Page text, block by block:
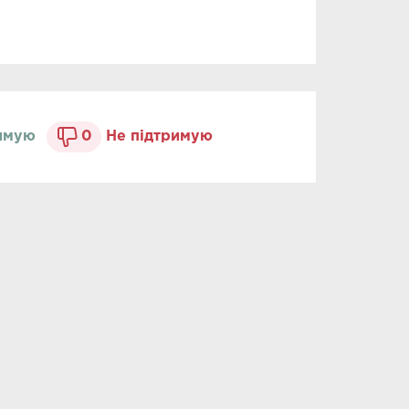
0 Не підтримую